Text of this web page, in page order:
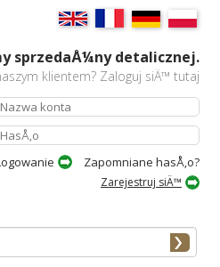
sprzedaÅ¼ny detalicznej.
klientem? Zaloguj siÄ™ tutaj
Zapomniane hasÅ‚o?
Zarejestruj siÄ™